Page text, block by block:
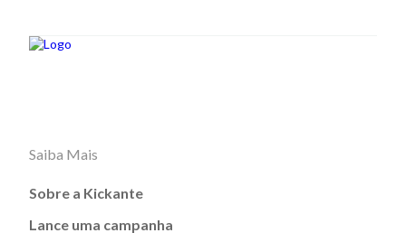
Saiba Mais
Sobre a Kickante
Lance uma campanha